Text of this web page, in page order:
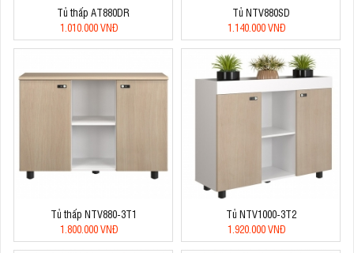
Tủ thấp AT880DR
1.010.000 VNĐ
Tủ NTV880SD
1.140.000 VNĐ
Tủ thấp NTV880-3T1
1.800.000 VNĐ
Tủ NTV1000-3T2
1.920.000 VNĐ